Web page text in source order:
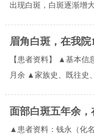
出现白斑，白斑逐渐增
眉角白斑，在我院
【患者资料】 ▲基本
月余 ▲家族史、既往史
面部白斑五年余
▲患者资料：钱永（化